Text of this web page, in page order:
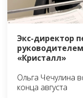
Экс-директор
«Кристалл»
Ольга Чечулина
конца августа